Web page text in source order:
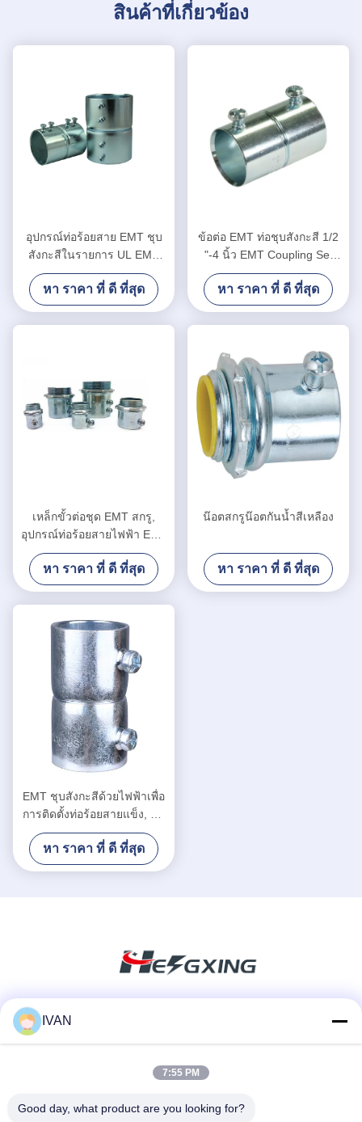
สินค้าที่เกี่ยวข้อง
อุปกรณ์ท่อร้อยสาย EMT ชุบ
สังกะสีในรายการ UL EMT
ชุดสกรูข้อต่อ 1/2"-4"
หา ราคา ที่ ดี ที่สุด
ข้อต่อ EMT ท่อชุบสังกะสี 1/2
"-4 นิ้ว EMT Coupling Set
Screw Type
หา ราคา ที่ ดี ที่สุด
เหล็กขั้วต่อชุด EMT สกรู,
อุปกรณ์ท่อร้อยสายไฟฟ้า EMT
ประเภทฉนวน
หา ราคา ที่ ดี ที่สุด
น๊อตสกรูน๊อตกันน้ำสีเหลือง
หา ราคา ที่ ดี ที่สุด
EMT ชุบสังกะสีด้วยไฟฟ้าเพื่อ
การติดตั้งท่อร้อยสายแข็ง, ขั้ว
ต่อท่อเหล็ก EMT
หา ราคา ที่ ดี ที่สุด
IVAN
7:55 PM
Good day, what product are you looking for?